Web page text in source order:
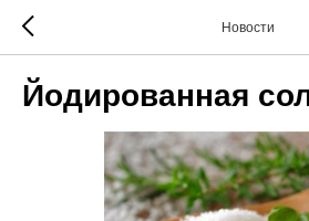
Новости
Йодированная